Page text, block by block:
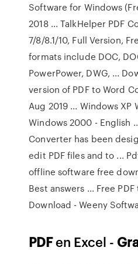
Software for Windows
2018 ... TalkHelper PDF
7/8/8.1/10, Full Version,
formats include DOC,
PowerPower, DWG, ...
version of PDF to Word
Aug 2019 ... Windows XP
Windows 2000 - English
Converter has been
edit PDF files and to ...
offline software free
Best answers ... Free
Download - Weeny
PDFen Excel -